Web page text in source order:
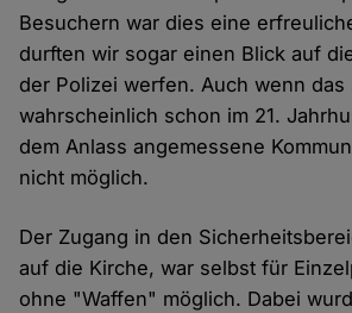
Besuchern war dies eine
durften wir sogar einen Blick auf
der Polizei werfen. Auch wenn das
wahrscheinlich schon im 21.
dem Anlass angemessene
nicht möglich.
Der Zugang in den
auf die Kirche, war selbst für
ohne "Waffen" möglich. Dabei